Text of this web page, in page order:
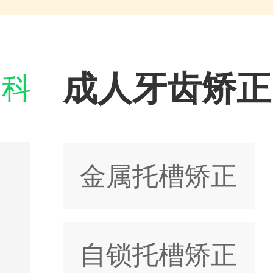
室 
成人牙齿矫正
金属托槽矫正
自锁托槽矫正